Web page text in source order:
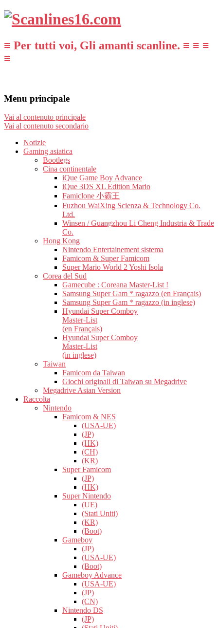
≡ Per tutti voi, Gli amanti scanline. ≡ ≡ ≡
≡
Menu principale
Vai al contenuto principale
Vai al contenuto secondario
Notizie
Gaming asiatica
Bootlegs
Cina continentale
iQue Game Boy Advance
iQue 3DS XL Edition Mario
Famiclone 小霸王
Fuzhou WaiXing Scienza & Technology Co.
Ltd.
Winsen / Guangzhou Li Cheng Industria & Trade
Co.
Hong Kong
Nintendo Entertainement sistema
Famicom & Super Famicom
Super Mario World 2 Yoshi Isola
Corea del Sud
Gamecube : Coreana Master-List !
Samsung Super Gam * ragazzo (en Français)
Samsung Super Gam * ragazzo (in inglese)
Hyundai Super Comboy
Master-List
(en Français)
Hyundai Super Comboy
Master-List
(in inglese)
Taiwan
Famicom da Taiwan
Giochi originali di Taiwan su Megadrive
Megadrive Asian Version
Raccolta
Nintendo
Famicom & NES
(USA-UE)
(JP)
(HK)
(CH)
(KR)
Super Famicom
(JP)
(HK)
Super Nintendo
(UE)
(Stati Uniti)
(KR)
(Boot)
Gameboy
(JP)
(USA-UE)
(Boot)
Gameboy Advance
(USA-UE)
(JP)
(CN)
Nintendo DS
(JP)